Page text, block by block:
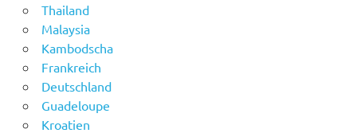
Thailand
Malaysia
Kambodscha
Frankreich
Deutschland
Guadeloupe
Kroatien